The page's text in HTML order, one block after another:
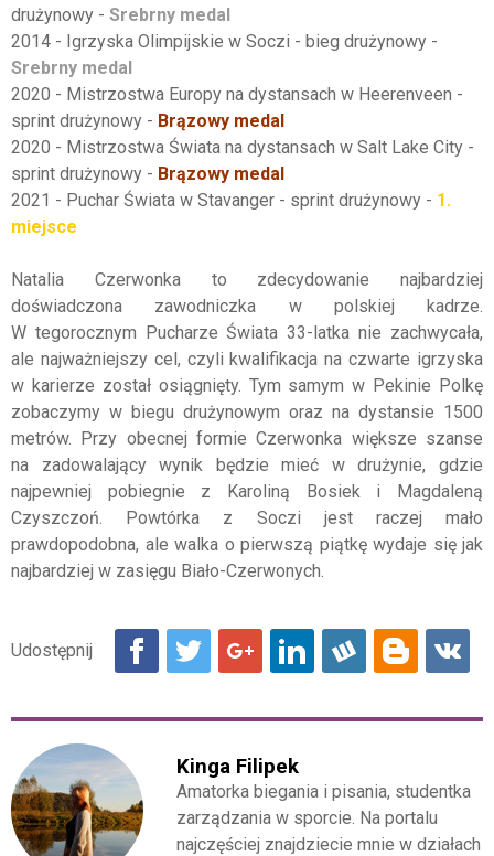
drużynowy - Srebrny medal
2014 - Igrzyska Olimpijskie w Soczi - bieg drużynowy -
Srebrny medal
2020 - Mistrzostwa Europy na dystansach w Heerenveen -
sprint drużynowy - Brązowy medal
2020 - Mistrzostwa Świata na dystansach w Salt Lake City -
sprint drużynowy - Brązowy medal
2021 - Puchar Świata w Stavanger - sprint drużynowy - 1.
miejsce
Natalia Czerwonka to zdecydowanie najbardziej
doświadczona zawodniczka w polskiej kadrze.
W tegorocznym Pucharze Świata 33-latka nie zachwycała,
ale najważniejszy cel, czyli kwalifikacja na czwarte igrzyska
w karierze został osiągnięty. Tym samym w Pekinie Polkę
zobaczymy w biegu drużynowym oraz na dystansie 1500
metrów. Przy obecnej formie Czerwonka większe szanse
na zadowalający wynik będzie mieć w drużynie, gdzie
najpewniej pobiegnie z Karoliną Bosiek i Magdaleną
Czyszczoń. Powtórka z Soczi jest raczej mało
prawdopodobna, ale walka o pierwszą piątkę wydaje się jak
najbardziej w zasięgu Biało-Czerwonych.
Kinga Filipek
Amatorka biegania i pisania, studentka
zarządzania w sporcie. Na portalu
najczęściej znajdziecie mnie w działach